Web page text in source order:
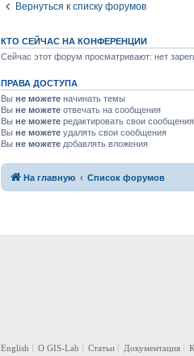
Вернуться к списку форумов
КТО СЕЙЧАС НА КОНФЕРЕНЦИИ
Сейчас этот форум просматривают: нет
ПРАВА ДОСТУПА
Вы не можете начинать темы
Вы не можете отвечать на сообщения
Вы не можете редактировать свои сообщения
Вы не можете удалять свои сообщения
Вы не можете добавлять вложения
На главную Список форумов
English О GIS-Lab Статьи Документация